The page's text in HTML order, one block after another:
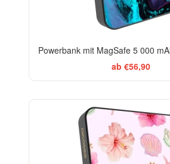
Powerbank mit MagSafe 5 000
ab €56,90